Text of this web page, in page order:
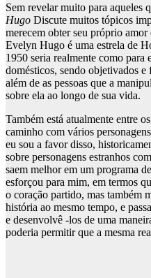
Sem revelar muito para aqueles
Hugo Discute muitos tópicos
merecem obter seu próprio
Evelyn Hugo é uma estrela de
1950 seria realmente como para
domésticos, sendo objetivados
além de as pessoas que a
sobre ela ao longo de sua vida.
Também está atualmente entre os
caminho com vários
eu sou a favor disso,
sobre personagens estranhos
saem melhor em um programa
esforçou para mim, em termos
o coração partido, mas também
história ao mesmo tempo, e
e desenvolvê -los de uma
poderia permitir que a mesma